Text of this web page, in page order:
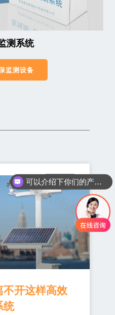
测系统
监测设备
环保资讯
不开这样高效
统
可以介绍下你们的产品么